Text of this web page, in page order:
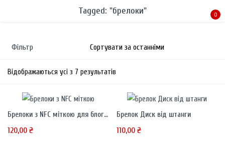
Tagged: "брелоки" 0
Відображаються усі з 7 результатів
Фільтр
Брелоки з NFC міткою для блогерів та бізнесу
120,00 ₴
Брелок Диск від штанги
110,00 ₴